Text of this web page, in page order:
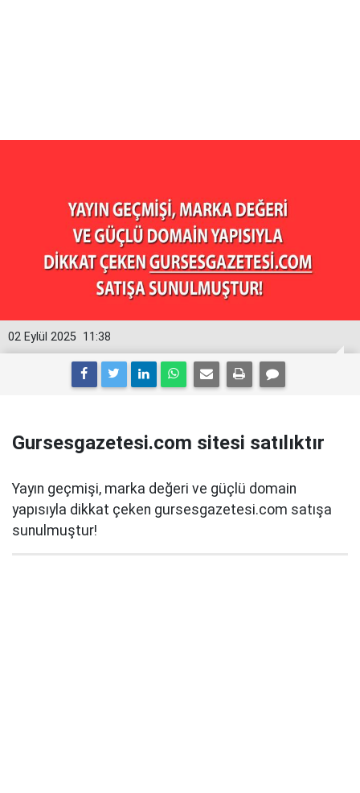
11:38
02 Eylül 2025
Gursesgazetesi.com sitesi satılıktır
Yayın geçmişi, marka değeri ve güçlü domain
yapısıyla dikkat çeken gursesgazetesi.com satışa
sunulmuştur!